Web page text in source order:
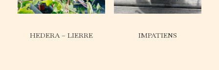
HEDERA – LIERRE IMPATIENS